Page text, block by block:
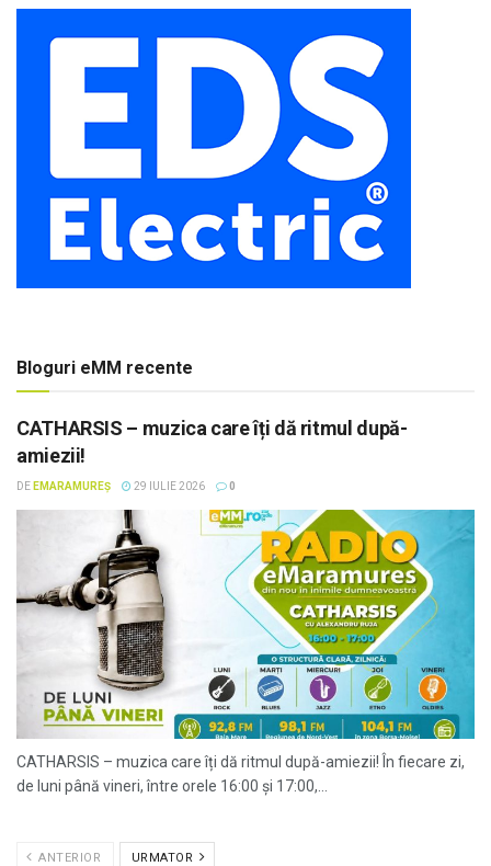
Bloguri eMM recente
CATHARSIS – muzica care îți dă ritmul după-
amiezii!
DE EMARAMUREȘ 29 IULIE 2026 0
CATHARSIS – muzica care îți dă ritmul după-amiezii! În fiecare zi,
de luni până vineri, între orele 16:00 și 17:00,...
ANTERIOR URMATOR